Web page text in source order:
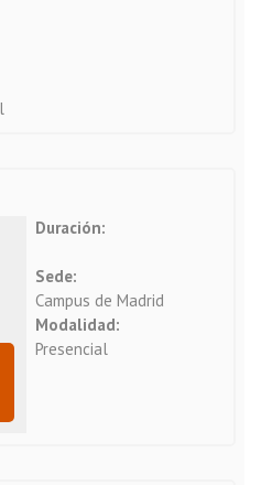
Duración:
Sede:
Campus de Madrid
Modalidad:
Presencial